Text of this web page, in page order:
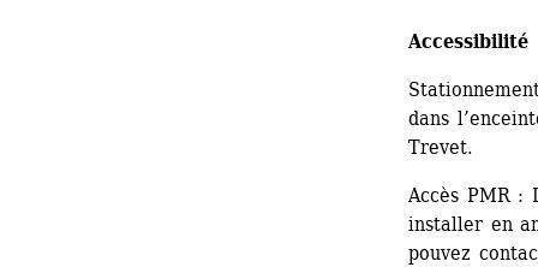
Accessibilité
dans
Trevet.
Accès PMR :
installer en
pouvez